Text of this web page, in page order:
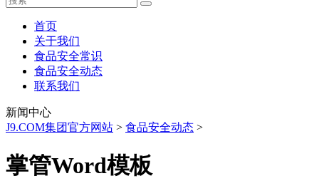
首页
关于我们
食品安全常识
食品安全动态
联系我们
新闻中心
J9.COM集团官方网站 > 食品安全动态 >
掌管Word模板